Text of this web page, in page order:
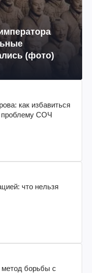
(фото)
как избавиться
проблему СОЧ
что нельзя
метод борьбы с